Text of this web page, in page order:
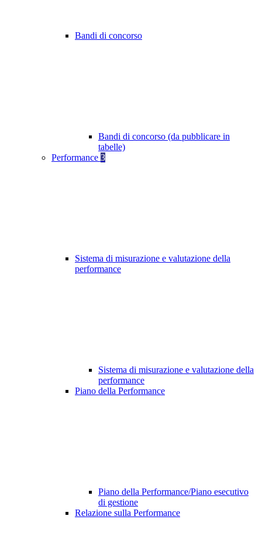
Bandi di concorso
Bandi di concorso (da pubblicare in
tabelle)
Performance 3
Sistema di misurazione e valutazione della
performance
Sistema di misurazione e valutazione della
performance
Piano della Performance
Piano della Performance/Piano esecutivo
di gestione
Relazione sulla Performance